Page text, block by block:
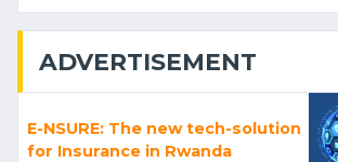
ADVERTISEMENT
E-NSURE: The new tech-solution
for Insurance in Rwanda